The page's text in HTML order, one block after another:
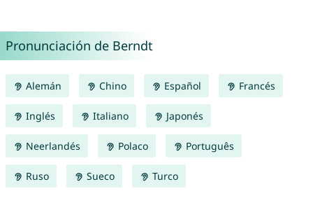
Pronunciación de Berndt
Alemán Chino Español Francés
Inglés Italiano Japonés
Neerlandés Polaco Português
Ruso Sueco Turco